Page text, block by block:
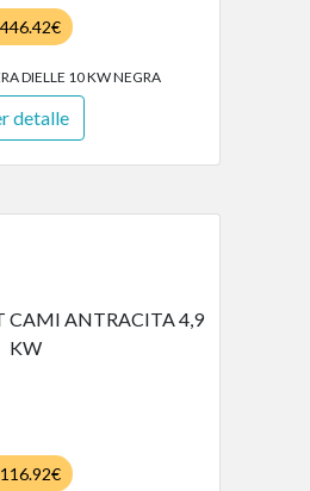
DIELLE 10 KW NEGRA
detalle